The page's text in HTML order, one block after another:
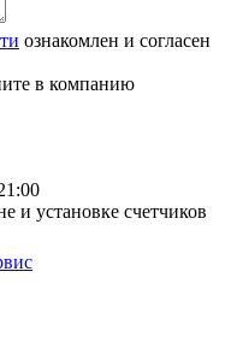
ознакомлен и согласен
в компанию
и установке счетчиков